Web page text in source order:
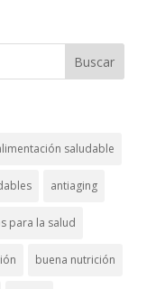
saludable
antiaging
para la salud
buena nutrición